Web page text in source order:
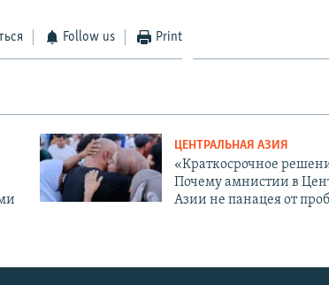
Follow us Print
ЦЕНТРАЛЬНАЯ АЗИЯ
«Краткосрочное
Почему амнистии в
Азии не панацея от